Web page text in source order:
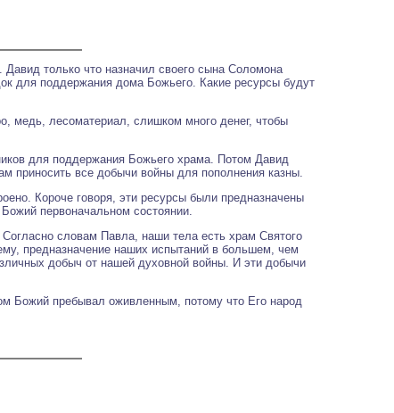
только что назначил своего сына Соломона
для поддержания дома Божьего. Какие ресурсы будут
медь, лесоматериал, слишком много денег, чтобы
для поддержания Божьего храма. Потом Давид
приносить все добычи войны для пополнения казны.
Короче говоря, эти ресурсы были предназначены
первоначальном состоянии.
словам Павла, наши тела есть храм Святого
предназначение наших испытаний в большем, чем
добыч от нашей духовной войны. И эти добычи
Божий пребывал оживленным, потому что Его народ